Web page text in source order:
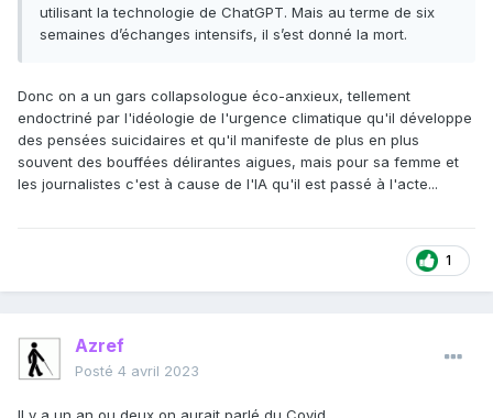
pensable une nouvelle forme d’autocratie en
utilisant la technologie de ChatGPT. Mais au terme de six
semaines d’échanges intensifs, il s’est donné la mort.
Donc on a un gars collapsologue éco-anxieux, tellement
endoctriné par l'idéologie de l'urgence climatique qu'il développe
des pensées suicidaires et qu'il manifeste de plus en plus
souvent des bouffées délirantes aigues, mais pour sa femme et
les journalistes c'est à cause de l'IA qu'il est passé à l'acte...
1
Azref
Posté 4 avril 2023